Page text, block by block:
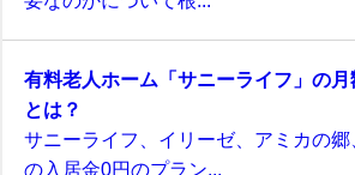
有料老人ホーム「サニーライフ」の
とは？
サニーライフ、イリーゼ、アミカの
の入居金0円のプラン...